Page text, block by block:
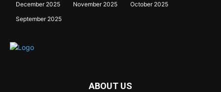
December 2025
November 2025
October 2025
September 2025
ABOUT US